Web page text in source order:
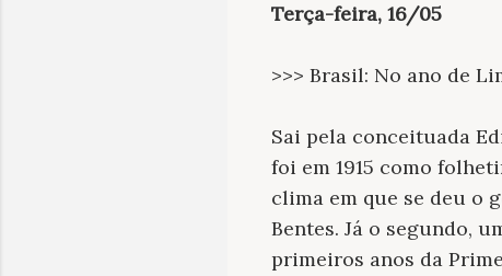
Terça-feira, 16/05
>>> Brasil: No ano de
Sai pela conceituada
foi em 1915 como
clima em que se deu o
Bentes. Já o segundo,
primeiros anos da